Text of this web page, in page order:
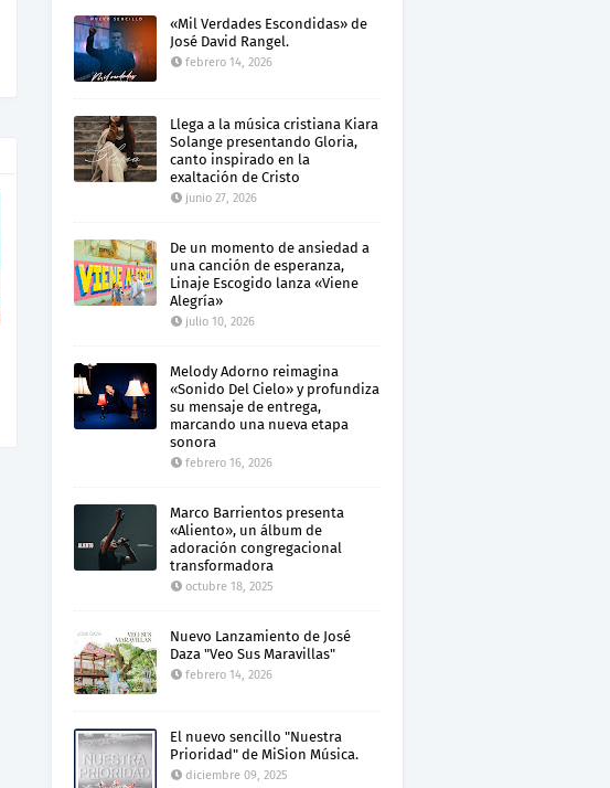
«Mil Verdades Escondidas» de
José David Rangel.
febrero 14, 2026
Llega a la música cristiana Kiara
Solange presentando Gloria,
canto inspirado en la
exaltación de Cristo
junio 27, 2026
De un momento de ansiedad a
una canción de esperanza,
Linaje Escogido lanza «Viene
Alegría»
julio 10, 2026
Melody Adorno reimagina
«Sonido Del Cielo» y profundiza
su mensaje de entrega,
marcando una nueva etapa
sonora
febrero 16, 2026
Marco Barrientos presenta
«Aliento», un álbum de
adoración congregacional
transformadora
octubre 18, 2025
Nuevo Lanzamiento de José
Daza "Veo Sus Maravillas"
febrero 14, 2026
El nuevo sencillo "Nuestra
Prioridad" de MiSion Música.
diciembre 09, 2025